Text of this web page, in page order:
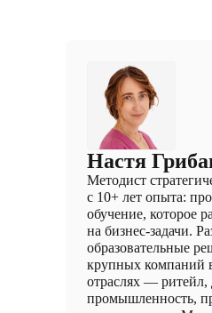
Настя
Методист
с 10+ лет опыта:
обучение, которое
на бизнес-задачи.
образовательные
крупных компаний
отраслях —
промышленность,